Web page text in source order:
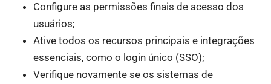
Configure as permissões finais de acesso dos
usuários;
Ative todos os recursos principais e integrações
essenciais, como o login único (SSO);
Verifique novamente se os sistemas de